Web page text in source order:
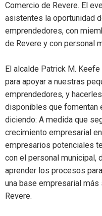
Comercio de Revere. El
asistentes la oportunidad
emprendedores, con
de Revere y con personal
El alcalde Patrick M.
para apoyar a nuestras
emprendedores, y
disponibles que fomentan
diciendo: A medida que
crecimiento empresarial
empresarios potenciales
con el personal municipal,
aprender los procesos
una base empresarial más
Revere.